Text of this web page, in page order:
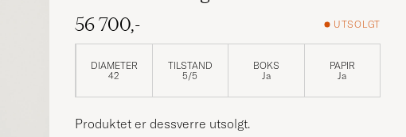
56 700,-
UTSOLGT
DIAMETER
42
TILSTAND
5/5
BOKS
Ja
PAPIR
Ja
Produktet er dessverre utsolgt.